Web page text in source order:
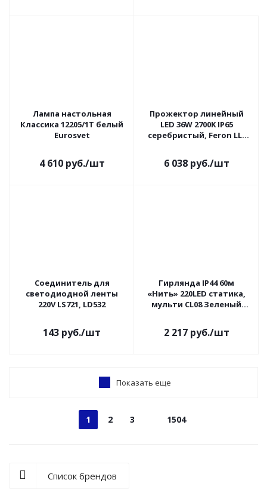
Лампа настольная
Классика 12205/1T белый
Eurosvet
4 610руб./шт
Прожектор линейный
LED 36W 2700K IP65
серебристый, Feron LL-
6 038руб./шт
Соединитель для
светодиодной ленты
220V LS721, LD532
143 руб./шт
Гирлянда IP44 60м
«Нить» 220LED статика,
мульти CL08 Зеленый
2 217руб./шт
Показать еще
1 2 3 1504
Список брендов